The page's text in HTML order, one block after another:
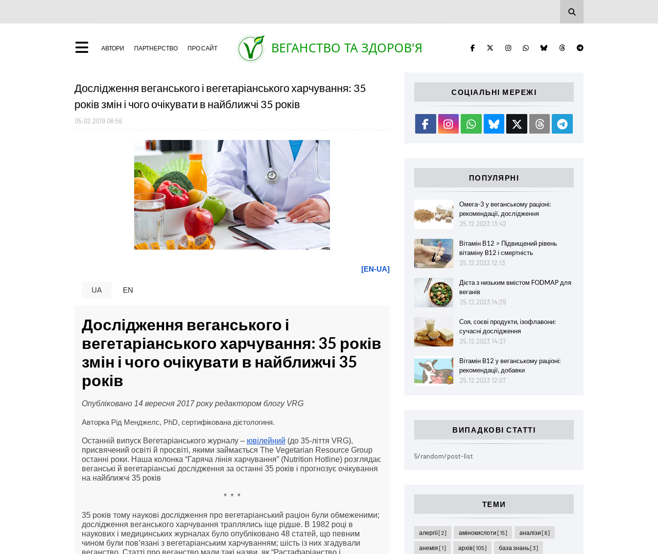
АВТОРИ ПАРТНЕРСТВО ПРО САЙТ ВЕГАНСТВО ТА ЗДОРОВ'Я
Дослідження веганського і вегетаріанського харчування: 35
років змін і чого очікувати в найближчі 35 років
05.02.2019 08:56
[EN-UA]
UA EN
Дослідження веганського і
вегетаріанського харчування: 35 років
змін і чого очікувати в найближчі 35
років
Опубліковано 14 вересня 2017 року редактором блогу VRG
Авторка Рід Менджелс, PhD, сертифікована дієтологиня.
Останній випуск Вегетаріанського журналу – ювілейний (до 35-ліття VRG),
присвячений освіті й просвіті, якими займається The Vegetarian Resource Group
останні роки. Наша колонка “Гаряча лінія харчування” (Nutrition Hotline) розглядає
веганські й вегетаріанські дослідження за останні 35 років і прогнозує очікування
на найближчі 35 років
*  *  *
35 років тому наукові дослідження про вегетаріанський раціон були обмеженими;
дослідження веганського харчування траплялись іще рідше. В 1982 році в
наукових і медицинських журналах було опубліковано 48 статей, що певним
чином були пов’язані з вегетаріанським харчуванням; шість із них згадували
веганство. Статті про веганство мали такі назви, як “Растафаріанство і
СОЦІАЛЬНІ МЕРЕЖІ
ПОПУЛЯРНІ
Омега-3 у веганському раціоні:
рекомендації, дослідження
25.12.2023 13:42
Вітамін В12 > Підвищений рівень
вітаміну B12 і смертність
25.12.2023 12:13
Дієта з низьким вмістом FODMAP для
веганів
25.12.2023 14:29
Соя, соєві продукти, ізофлавони:
сучасні дослідження
25.12.2023 14:27
Вітамін B12 у веганському раціоні:
рекомендації, добавки
25.12.2023 12:07
ВИПАДКОВІ СТАТТІ
5/random/post-list
ТЕМИ
алергії[2] амінокислоти[15] аналізи[6]
анемія[1] архів[105] база знань[3]